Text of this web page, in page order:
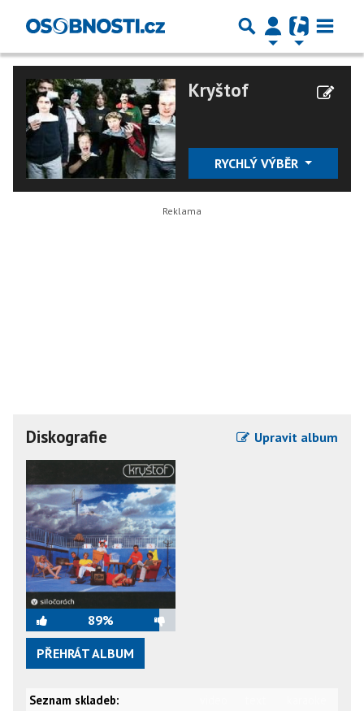
Kryštof
RYCHLÝ VÝBĚR
Diskografie Upravit album
89%
PŘEHRÁT ALBUM
Seznam skladeb: